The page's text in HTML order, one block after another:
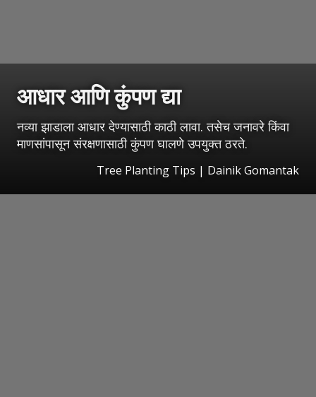
आधार आणि कुंपण द्या
नव्या झाडाला आधार देण्यासाठी काठी लावा. तसेच जनावरे किंवा
माणसांपासून संरक्षणासाठी कुंपण घालणे उपयुक्त ठरते.
Tree Planting Tips | Dainik Gomantak